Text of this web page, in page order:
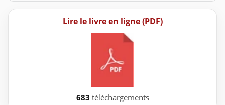
Lire le livre en ligne (PDF)
683 téléchargements